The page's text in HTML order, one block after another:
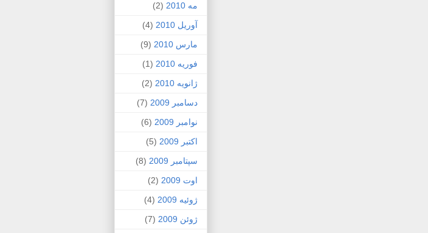
مه 2010
(2)
آوریل 2010
(4)
مارس 2010
(9)
فوریه 2010
(1)
ژانویه 2010
(2)
دسامبر 2009
(7)
نوامبر 2009
(6)
اکتبر 2009
(5)
سپتامبر 2009
(8)
اوت 2009
(2)
ژوئیه 2009
(4)
ژوئن 2009
(7)